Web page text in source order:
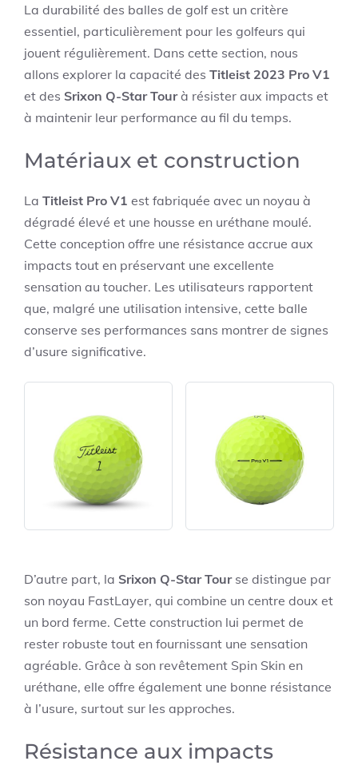
La durabilité des balles de golf est un critère
essentiel, particulièrement pour les golfeurs qui
jouent régulièrement. Dans cette section, nous
allons explorer la capacité des Titleist 2023 Pro V1
et des Srixon Q-Star Tourà résister aux impacts et
à maintenir leur performance au fil du temps.
Matériaux et construction
La Titleist Pro V1 est fabriquée avec un noyau à
dégradé élevé et une housse en uréthane moulé.
Cette conception offre une résistance accrue aux
impacts tout en préservant une excellente
sensation au toucher. Les utilisateurs rapportent
que, malgré une utilisation intensive, cette balle
conserve ses performances sans montrer de signes
d’usure significative.
D’autre part, la Srixon Q-Star Tourse distingue par
son noyau FastLayer, qui combine un centre doux et
un bord ferme. Cette construction lui permet de
rester robuste tout en fournissant une sensation
agréable. Grâce à son revêtement Spin Skin en
uréthane, elle offre également une bonne résistance
à l’usure, surtout sur les approches.
Résistance aux impacts